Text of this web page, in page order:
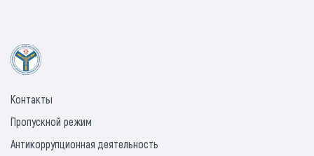
Контакты
Пропускной режим
Антикоррупционная деятельность